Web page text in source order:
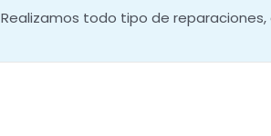
Realizamos todo tipo de